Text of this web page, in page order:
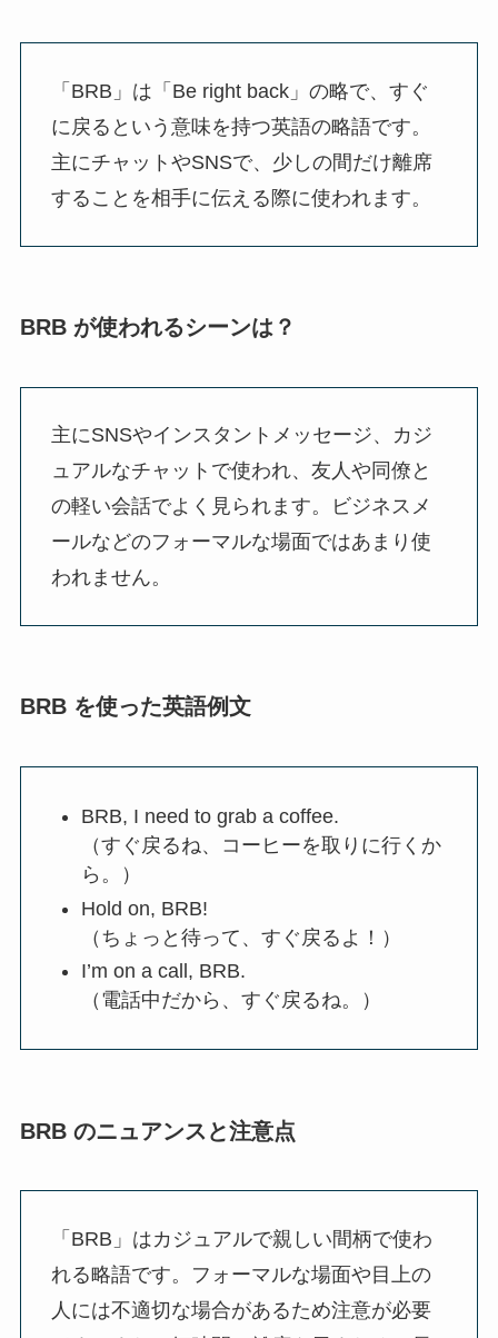
「BRB」は「Be right back」の略で、すぐ
に戻るという意味を持つ英語の略語です。
主にチャットやSNSで、少しの間だけ離席
することを相手に伝える際に使われます。
BRB が使われるシーンは？
主にSNSやインスタントメッセージ、カジ
ュアルなチャットで使われ、友人や同僚と
の軽い会話でよく見られます。ビジネスメ
ールなどのフォーマルな場面ではあまり使
われません。
BRB を使った英語例文
BRB, I need to grab a coffee.
（すぐ戻るね、コーヒーを取りに行くか
ら。）
Hold on, BRB!
（ちょっと待って、すぐ戻るよ！）
I’m on a call, BRB.
（電話中だから、すぐ戻るね。）
BRB のニュアンスと注意点
「BRB」はカジュアルで親しい間柄で使わ
れる略語です。フォーマルな場面や目上の
人には不適切な場合があるため注意が必要